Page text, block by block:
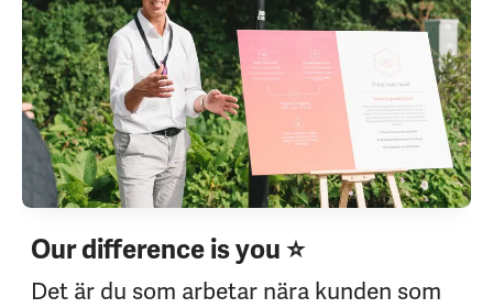
Our difference is you ⭐
Det är du som arbetar nära kunden som